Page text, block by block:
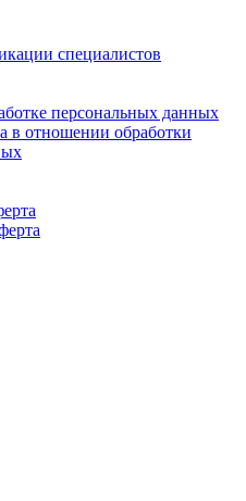
специалистов
персональных данных
в отношении обработки